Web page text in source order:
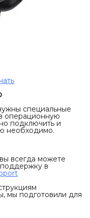
специальные
операционную
подключить и
необходимо.
всегда можете
в
мы подготовили для